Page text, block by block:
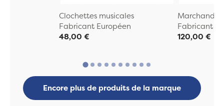
Clochettes musicales
Fabricant Européen
48,00 €
Marchande
Fabricant
120,00 €
Encore plus de produits de la marque